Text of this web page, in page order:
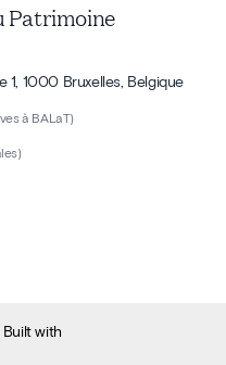
Patrimoine
1, 1000 Bruxelles, Belgique
à BALaT)
with